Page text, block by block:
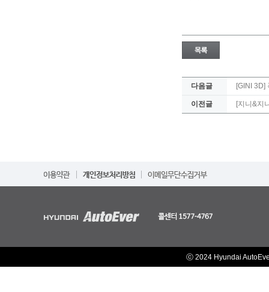
다음글 [GINI 3D]
이전글 [지니&지
ⓒ 2024 Hyundai